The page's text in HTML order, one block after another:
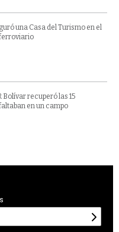
una Casa del Turismo en el
Bolívar recuperó las 15
en un campo